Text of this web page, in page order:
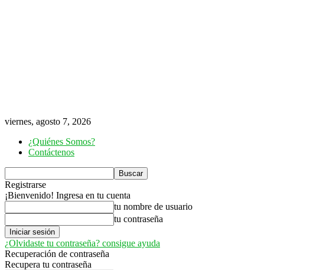
viernes, agosto 7, 2026
¿Quiénes Somos?
Contáctenos
Registrarse
¡Bienvenido! Ingresa en tu cuenta
tu nombre de usuario
tu contraseña
¿Olvidaste tu contraseña? consigue ayuda
Recuperación de contraseña
Recupera tu contraseña